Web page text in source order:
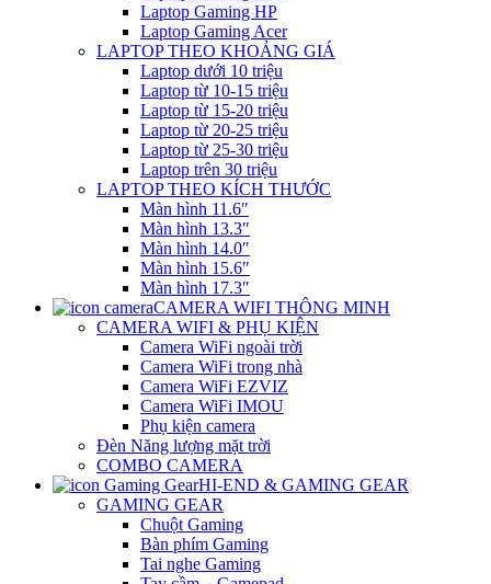
Laptop Gaming HP
Laptop Gaming Acer
LAPTOP THEO KHOẢNG GIÁ
Laptop dưới 10 triệu
Laptop từ 10-15 triệu
Laptop từ 15-20 triệu
Laptop từ 20-25 triệu
Laptop từ 25-30 triệu
Laptop trên 30 triệu
LAPTOP THEO KÍCH THƯỚC
Màn hình 11.6″
Màn hình 13.3″
Màn hình 14.0″
Màn hình 15.6″
Màn hình 17.3″
CAMERA WIFI THÔNG MINH
CAMERA WIFI & PHỤ KIỆN
Camera WiFi ngoài trời
Camera WiFi trong nhà
Camera WiFi EZVIZ
Camera WiFi IMOU
Phụ kiện camera
Đèn Năng lượng mặt trời
COMBO CAMERA
HI-END & GAMING GEAR
GAMING GEAR
Chuột Gaming
Bàn phím Gaming
Tai nghe Gaming